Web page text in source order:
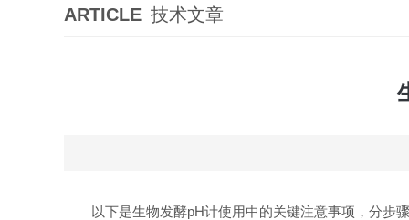
ARTICLE 技术文章
以下是生物发酵pH计使用中的关键注意事项，分步